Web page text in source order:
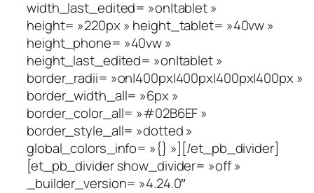
width_last_edited= »on|tablet »
height= »220px » height_tablet= »40vw »
height_phone= »40vw »
height_last_edited= »on|tablet »
border_radii= »on|400px|400px|400px|400px »
border_width_all= »6px »
border_color_all= »#02B6EF »
border_style_all= »dotted »
global_colors_info= »{} »][/et_pb_divider]
[et_pb_divider show_divider= »off »
_builder_version= »4.24.0″